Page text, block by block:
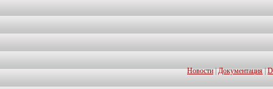
Новости|Документация|